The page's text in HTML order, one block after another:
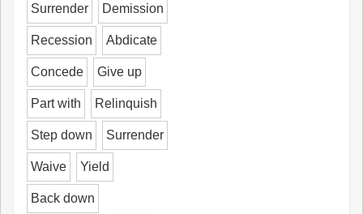
Surrender Demission
Recession Abdicate
Concede Give up
Part with Relinquish
Step down Surrender
Waive Yield
Back down